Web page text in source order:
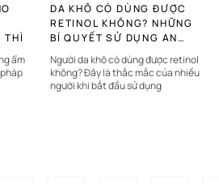
THÌ
ẩm
DA KHÔ CÓ DÙNG ĐƯỢC
RETINOL KHÔNG? NHỮNG
BÍ QUYẾT SỬ DỤNG AN
TOÀN
Người da khô có dùng được retinol
không? Đây là thắc mắc của nhiều
người khi bắt đầu sử dụng